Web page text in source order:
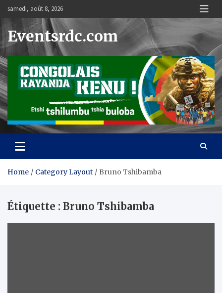
content
samedi, août 8, 2026
Eventsrdc.com
Home Category Layout Bruno Tshibamba
Étiquette : Bruno Tshibamba